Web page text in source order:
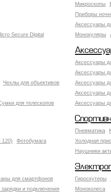
Микроскопы
Приборы
Аксессуары
Монокуляры
Secure Digital
Аксессуары
Аксессуары
Аксессуары
Аксессуары
Аксессуары
Чехлы для объективов
для телескопов
Пневматика
Холодная
Наушники
120)
Фотобумага
для смартфонов
зарядки и подключения
Гироскутеры
Моноколеса